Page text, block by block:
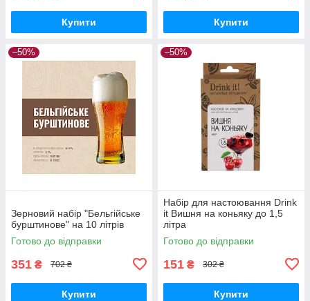
Купити Купити
–50%
Зерновий набір "Бельгійське
бурштинове" на 10 літрів
Готово до відправки
351 ₴ 702 ₴
Купити
–50%
Набір для настоювання Drink
it Вишня на коньяку до 1,5
літра
Готово до відправки
151 ₴ 302 ₴
Купити